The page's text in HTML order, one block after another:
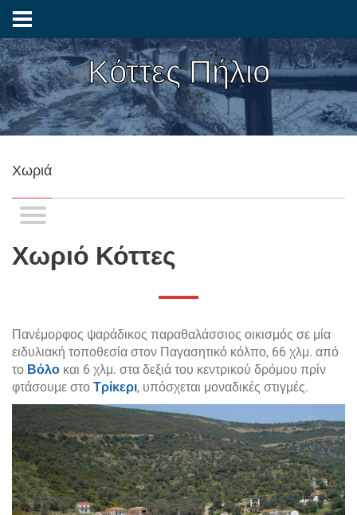
Κόττες Πήλιο
Χωριά
Χωριό Κόττες
Πανέμορφος ψαράδικος παραθαλάσσιος οικισμός σε μία
ειδυλιακή τοποθεσία στον Παγασητικό κόλπο, 66 χλμ. από
το Βόλο και 6 χλμ. στα δεξιά του κεντρικού δρόμου πρίν
φτάσουμε στο Τρίκερι, υπόσχεται μοναδικές στιγμές.